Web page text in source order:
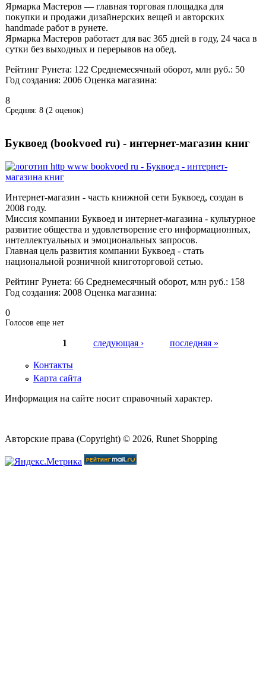
Ярмарка Мастеров — главная торговая площадка для
покупки и продажи дизайнерских вещей и авторских
handmade работ в рунете.
Ярмарка Мастеров работает для вас 365 дней в году, 24 часа в
сутки без выходных и перерывов на обед.
Рейтинг Рунета: 122 Среднемесячный оборот, млн руб.: 50
Год создания: 2006 Оценка магазина:
8
Средняя: 8 (2 оценок)
Буквоед (bookvoed ru) - интернет-магазин книг
Интернет-магазин - часть книжной сети Буквоед, создан в
2008 году.
Миссия компании Буквоед и интернет-магазина - культурное
развитие общества и удовлетворение его информационных,
интеллектуальных и эмоциональных запросов.
Главная цель развития компании Буквоед - стать
национальной розничной книготорговой сетью.
Рейтинг Рунета: 66 Среднемесячный оборот, млн руб.: 158
Год создания: 2008 Оценка магазина:
0
Голосов еще нет
1 следующая › последняя »
Контакты
Карта сайта
Информация на сайте носит справочный характер.
Авторские права (Copyright) © 2026, Runet Shopping